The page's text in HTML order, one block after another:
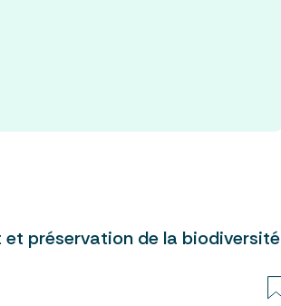
préservation de la biodiversité